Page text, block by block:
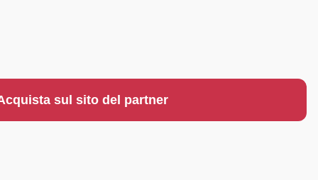
sul sito del partner